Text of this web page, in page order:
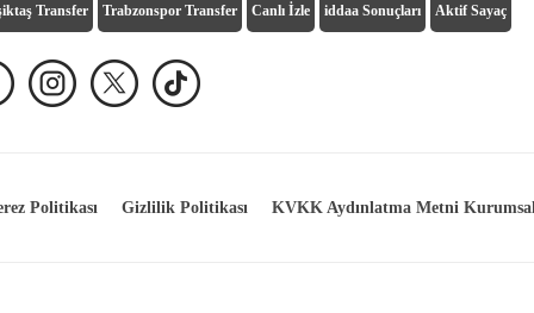
Transfer Trabzonspor Transfer Canlı İzle iddaa Sonuçları Aktif Sayaç
Politikası Gizlilik Politikası KVKK Aydınlatma Metni Kurumsal